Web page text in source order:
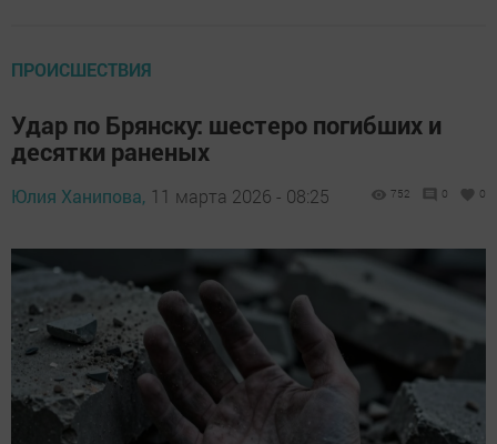
ПРОИСШЕСТВИЯ
Удар по Брянску: шестеро погибших и
десятки раненых
Юлия Ханипова, 11 марта 2026 - 08:25 752 0 0